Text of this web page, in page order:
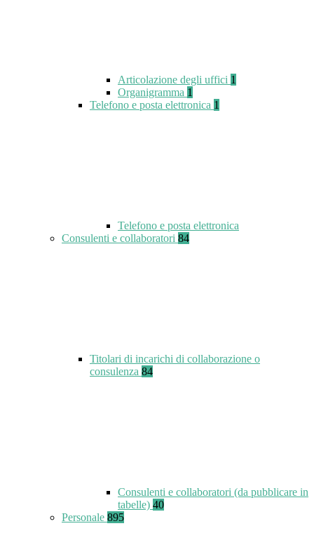
Articolazione degli uffici 1
Organigramma 1
Telefono e posta elettronica 1
Telefono e posta elettronica
Consulenti e collaboratori 84
Titolari di incarichi di collaborazione o
consulenza 84
Consulenti e collaboratori (da pubblicare in
tabelle) 40
Personale 895